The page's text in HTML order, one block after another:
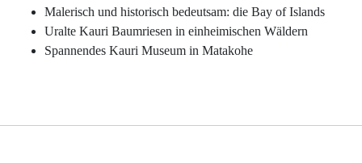
Malerisch und historisch bedeutsam: die Bay of Islands
Uralte Kauri Baumriesen in einheimischen Wäldern
Spannendes Kauri Museum in Matakohe